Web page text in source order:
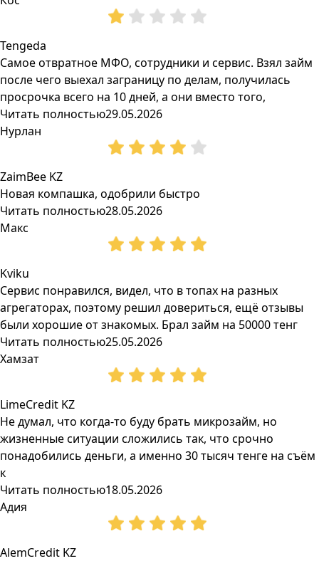
Tengeda
Самое отвратное МФО, сотрудники и сервис. Взял займ
после чего выехал заграницу по делам, получилась
просрочка всего на 10 дней, а они вместо того,
Читать полностью29.05.2026
Нурлан
ZaimBee KZ
Новая компашка, одобрили быстро
Читать полностью28.05.2026
Макс
Kviku
Сервис понравился, видел, что в топах на разных
агрегаторах, поэтому решил довериться, ещё отзывы
были хорошие от знакомых. Брал займ на 50000 тенг
Читать полностью25.05.2026
Хамзат
LimeCredit KZ
Не думал, что когда-то буду брать микрозайм, но
жизненные ситуации сложились так, что срочно
понадобились деньги, а именно 30 тысяч тенге на съём
к
Читать полностью18.05.2026
Адия
AlemCredit KZ